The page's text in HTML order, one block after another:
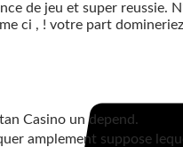
de jeu et super reussie.
ci , ! votre part
Casino un depend.
amplement suppose